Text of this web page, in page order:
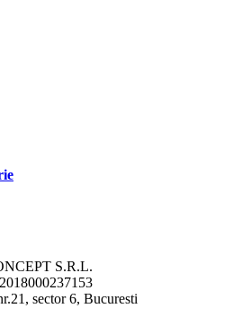
S.R.L.
sector 6, Bucuresti